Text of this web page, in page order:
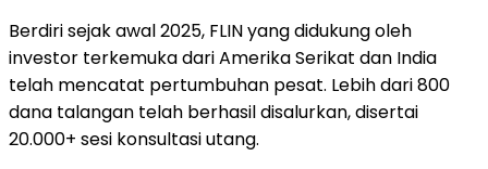
Berdiri sejak awal 2025, FLIN yang didukung oleh
investor terkemuka dari Amerika Serikat dan India
telah mencatat pertumbuhan pesat. Lebih dari 800
dana talangan telah berhasil disalurkan, disertai
20.000+ sesi konsultasi utang.